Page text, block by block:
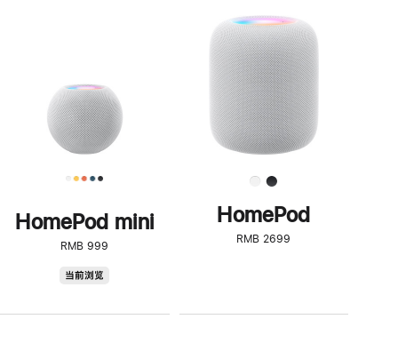
HomePod mini
RMB 999
当前浏览
步
了
解
HomePod<
HomePod
RMB 2699